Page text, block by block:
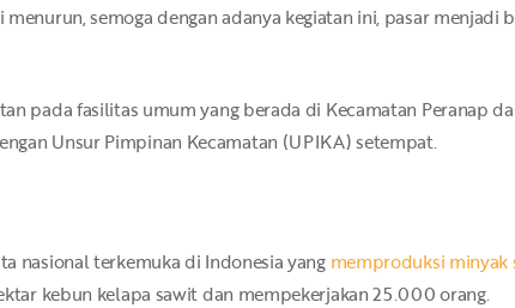
semoga dengan adanya kegiatan ini, pasar menjadi
pada fasilitas umum yang berada di Kecamatan Peranap
Unsur Pimpinan Kecamatan (UPIKA) setempat.
nasional terkemuka di Indonesia yang memproduksi minyak
kebun kelapa sawit dan mempekerjakan 25.000 orang.